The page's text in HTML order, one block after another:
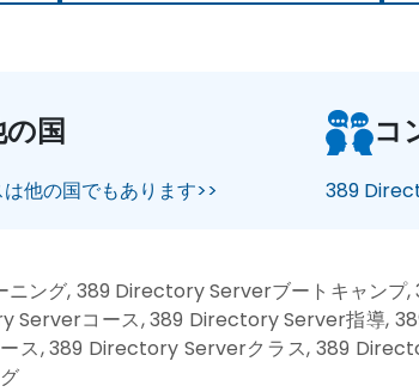
国
他の国でもあります>>
コ
389
ング, 389 Directory Serverブートキャンプ
Serverコース, 389 Directory Server指導,
ス, 389 Directory Serverクラス, 389